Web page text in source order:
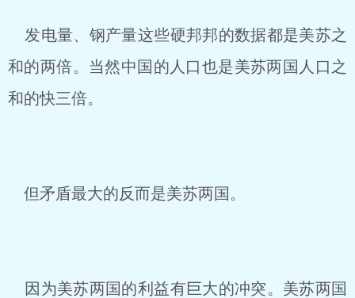
发电量、钢产量这些硬邦邦的数据都是美苏之
和的两倍。当然中国的人口也是美苏两国人口之
和的快三倍。
但矛盾最大的反而是美苏两国。
因为美苏两国的利益有巨大的冲突。美苏两国